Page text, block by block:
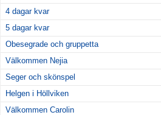
4 dagar kvar
5 dagar kvar
Obesegrade och gruppetta
Välkommen Nejia
Seger och skönspel
Helgen i Höllviken
Välkommen Carolin